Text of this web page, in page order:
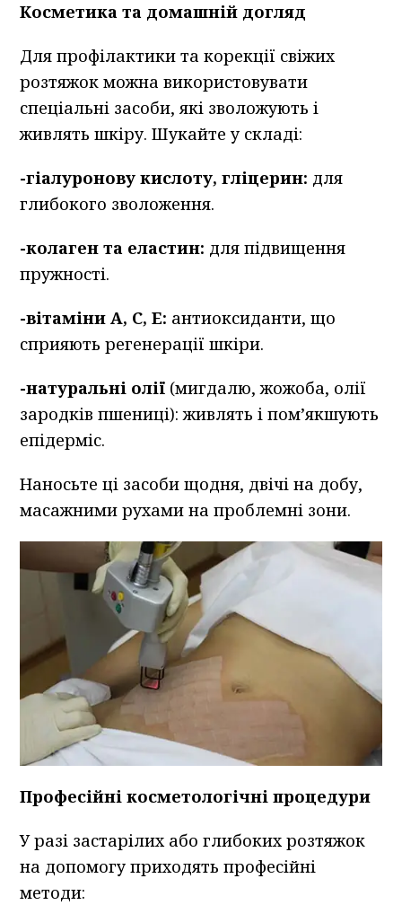
Косметика та домашній догляд
Для профілактики та корекції свіжих
розтяжок можна використовувати
спеціальні засоби, які зволожують і
живлять шкіру. Шукайте у складі:
-гіалуронову кислоту, гліцерин: для
глибокого зволоження.
-колаген та еластин: для підвищення
пружності.
-вітаміни A, C, E: антиоксиданти, що
сприяють регенерації шкіри.
-натуральні олії (мигдалю, жожоба, олії
зародків пшениці): живлять і пом’якшують
епідерміс.
Наносьте ці засоби щодня, двічі на добу,
масажними рухами на проблемні зони.
Професійні косметологічні процедури
У разі застарілих або глибоких розтяжок
на допомогу приходять професійні
методи: